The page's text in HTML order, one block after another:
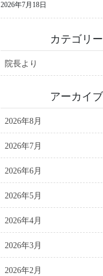
2026年7月18日
カテゴリー
院長より
アーカイブ
2026年8月
2026年7月
2026年6月
2026年5月
2026年4月
2026年3月
2026年2月